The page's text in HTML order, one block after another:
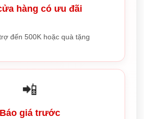
hàng có ưu đãi
đến 500K hoặc quà tặng
📲
Báo giá trước